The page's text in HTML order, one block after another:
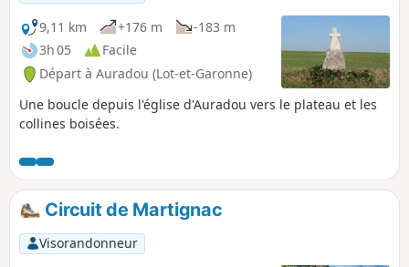
9,11 km
+176 m
-183 m
3h 05
Facile
Départ à Auradou (Lot-et-Garonne)
Une boucle depuis l'église d'Auradou vers le plateau et les
collines boisées.
Circuit de Martignac
Visorandonneur